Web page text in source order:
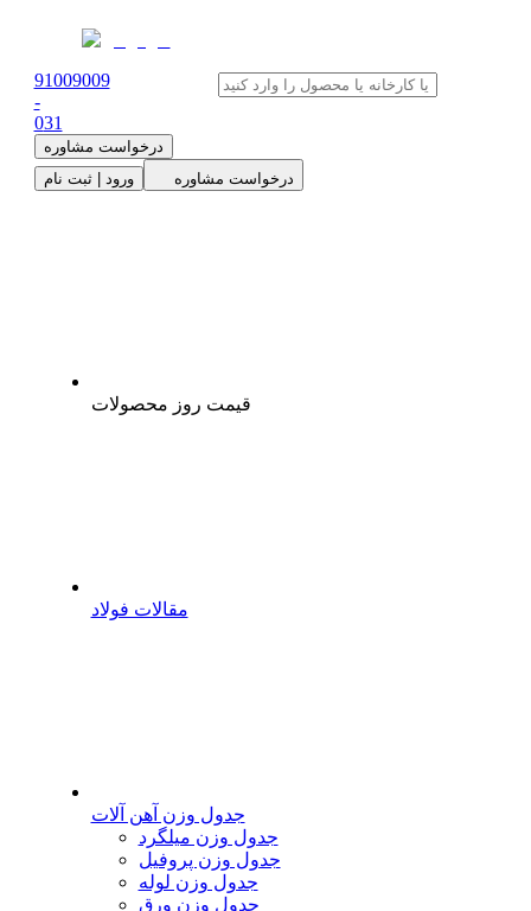
91009009
-
031
درخواست مشاوره
ورود | ثبت نام
درخواست مشاوره
قیمت روز محصولات
مقالات فولاد
جدول وزن آهن آلات
جدول وزن میلگرد
جدول وزن پروفیل
جدول وزن لوله
جدول وزن ورق